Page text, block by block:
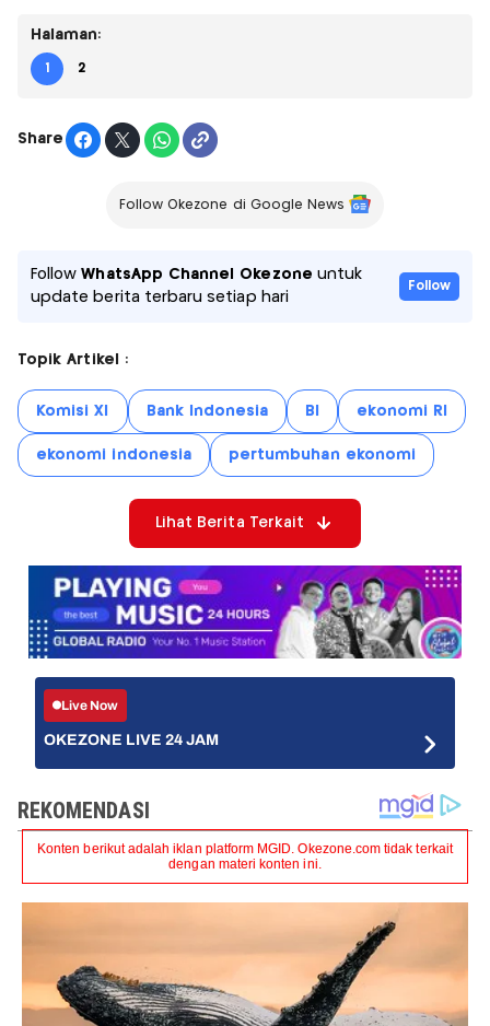
Halaman:
1 2
Share
Follow Okezone di Google News
FollowWhatsApp Channel Okezone untuk
update berita terbaru setiap hari
Follow
Topik Artikel :
Komisi XI Bank Indonesia BI ekonomi RI
ekonomi indonesia pertumbuhan ekonomi
Lihat Berita Terkait
Live Now
OKEZONE LIVE 24 JAM